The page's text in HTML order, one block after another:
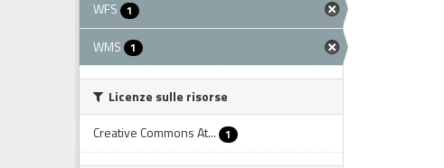
WFS 1
WMS 1
Licenze sulle risorse
Creative Commons At... 1